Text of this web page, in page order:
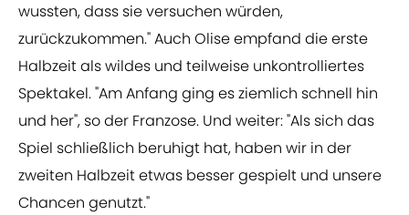
wussten, dass sie versuchen würden,
zurückzukommen." Auch Olise empfand die erste
Halbzeit als wildes und teilweise unkontrolliertes
Spektakel. "Am Anfang ging es ziemlich schnell hin
und her", so der Franzose. Und weiter: "Als sich das
Spiel schließlich beruhigt hat, haben wir in der
zweiten Halbzeit etwas besser gespielt und unsere
Chancen genutzt."